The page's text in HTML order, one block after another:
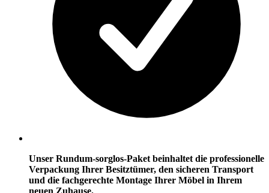
Unser Rundum-sorglos-Paket beinhaltet die professionelle
Verpackung Ihrer Besitztümer, den sicheren Transport
und die fachgerechte Montage Ihrer Möbel in Ihrem